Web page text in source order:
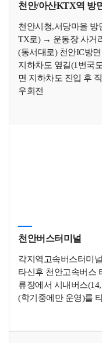
천안/아산KTX역 방
천안시청,서당마을
TX로) → 운동장 사거
(동서대로) 천안IC방
지하차도 옆길(1번국
면 지하차도 진입 후
우회전
천안버스터미널
각지역고속버스터미
타신후 천안고속버스
류장에서 시내버스
(학기중에만 운영)를